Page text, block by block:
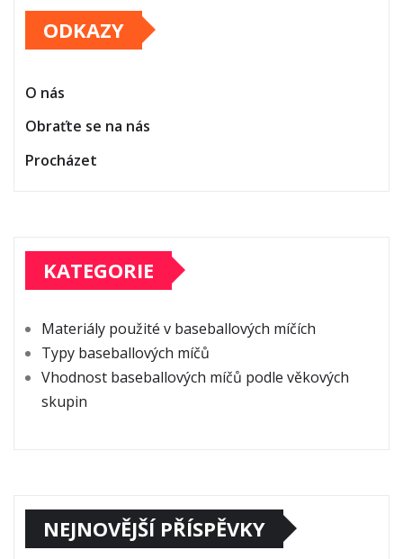
ODKAZY
O nás
Obraťte se na nás
Procházet
KATEGORIE
Materiály použité v baseballových míčích
Typy baseballových míčů
Vhodnost baseballových míčů podle věkových
skupin
NEJNOVĚJŠÍ PŘÍSPĚVKY